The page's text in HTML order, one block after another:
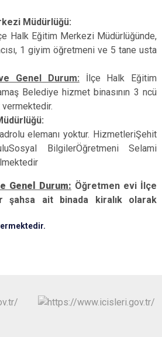
Müdürlüğü:
Halk Eğitim Merkezi Müdürlüğünde,
1 giyim öğretmeni ve 5 tane usta
Genel Durum: İlçe Halk Eğitim
Belediye hizmet binasının 3 ncü
vermektedir.
elemanı yoktur. HizmetleriŞehit
BilgilerÖğretmeni Selami
Genel Durum: Öğretmen evi İlçe
şahsa ait binada kiralık olarak